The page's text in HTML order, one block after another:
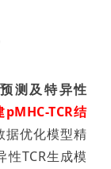
测及特异性
pMHC-TCR结
据优化模型精
性TCR生成模